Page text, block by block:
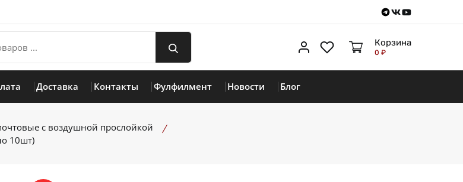
Telegram
VKontakte
Youtube
Личный кабинет
ИзбранноеКорзина
0 ₽
Доставка Контакты Фулфилмент Новости Блог
с воздушной прослойкой
10шт)